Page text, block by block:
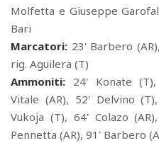
Molfetta e Giuseppe
Bari
Marcatori: 23' Barbero
rig. Aguilera (T)
Ammoniti: 24' Konate
Vitale (AR), 52' Delvino
Vukoja (T), 64' Colazo
Pennetta (AR), 91' Barbero